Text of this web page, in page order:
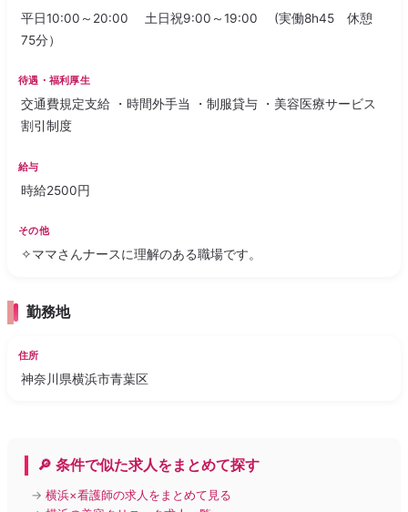
平日10:00～20:00 土日祝9:00～19:00 (実働8h45 休憩
75分）
待遇・福利厚生
交通費規定支給 ・時間外手当 ・制服貸与 ・美容医療サービス
割引制度
給与
時給2500円
その他
✧ママさんナースに理解のある職場です。
勤務地
住所
神奈川県横浜市青葉区
🔎 条件で似た求人をまとめて探す
→横浜×看護師の求人をまとめて見る